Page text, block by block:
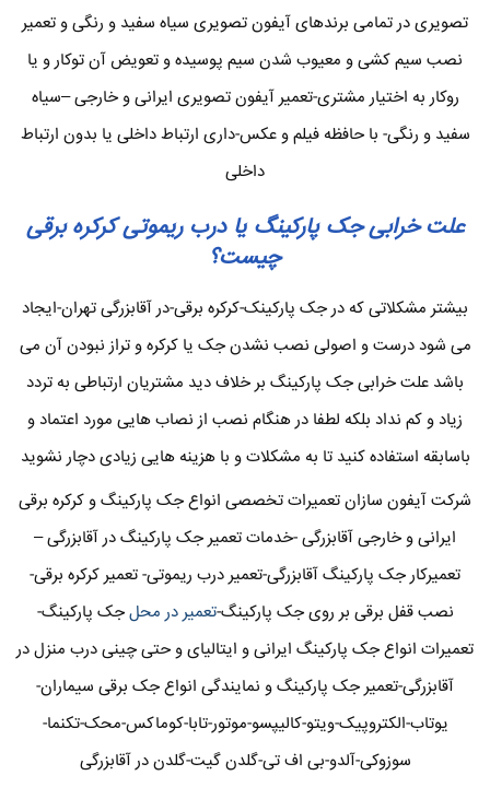
تصویری در تمامی برندهای آیفون تصویری سیاه سفید و رنگی و تعمیر
نصب سیم کشی و معیوب شدن سیم پوسیده و تعویض آن توکار و یا
روکار به اختیار مشتری-تعمیر آیفون تصویری ایرانی و خارجی –سیاه
سفید و رنگی- با حافظه فیلم و عکس-داری ارتباط داخلی یا بدون ارتباط
داخلی
علت خرابی جک پارکینگ یا درب ریموتی کرکره برقی
چیست؟
بیشتر مشکلاتی که در جک پارکینک-کرکره برقی-در آقابزرگی تهران-ایجاد
می شود درست و اصولی نصب نشدن جک یا کرکره و تراز نبودن آن می
باشد علت خرابی جک پارکینگ بر خلاف دید مشتریان ارتباطی به تردد
زیاد و کم نداد بلکه لطفا در هنگام نصب از نصاب هایی مورد اعتماد و
باسابقه استفاده کنید تا به مشکلات و با هزینه هایی زیادی دچار نشوید
شرکت آیفون سازان تعمیرات تخصصی انواع جک پارکینگ و کرکره برقی
ایرانی و خارجی آقابزرگی -خدمات تعمیر جک پارکینگ در آقابزرگی –
تعمیرکار جک پارکینگ آقابزرگی-تعمیر درب ریموتی- تعمیر کرکره برقی-
نصب قفل برقی بر روی جک پارکینگ-تعمیر در محلجک پارکینگ-
تعمیرات انواع جک پارکینگ ایرانی و ایتالیای و حتی چینی درب منزل در
آقابزرگی-تعمیر جک پارکینگ و نمایندگی انواع جک برقی سیماران-
یوتاب-الکتروپیک-ویتو-کالیپسو-موتور-تابا-کوماکس-محک-تکنما-
سوزوکی-آلدو-بی اف تی-گلدن گیت-گلدن در آقابزرگی